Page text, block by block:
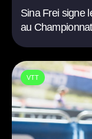
Sina Frei signe
au
VTT